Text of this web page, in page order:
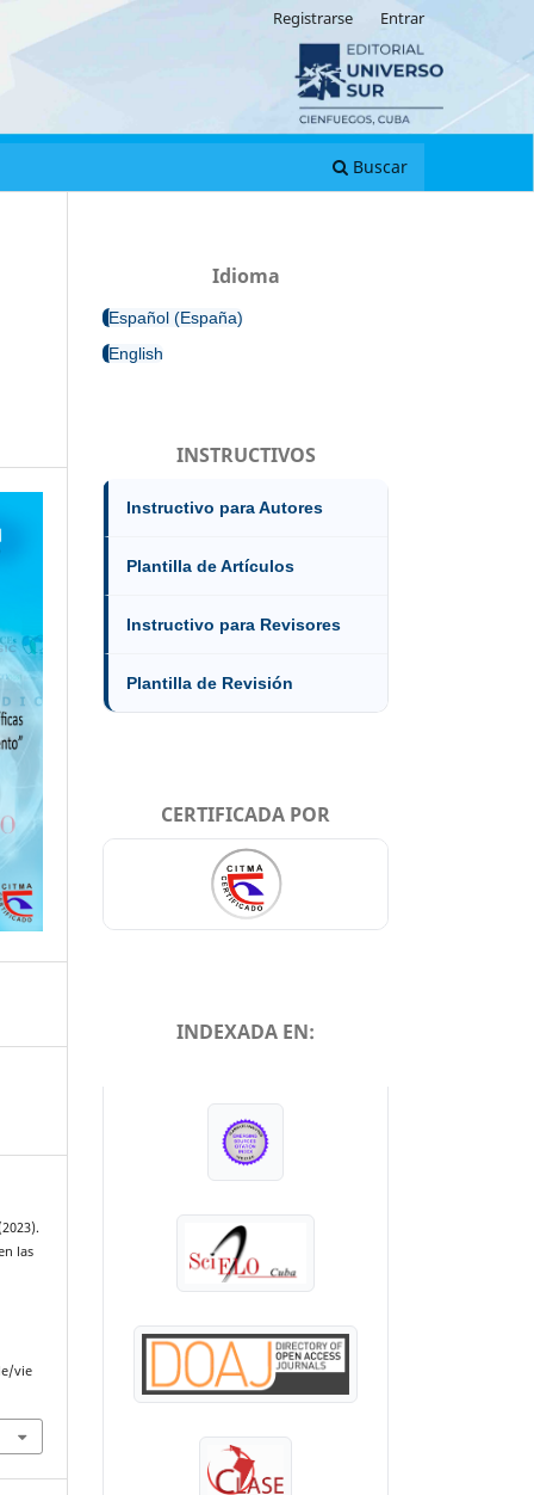
Buscar
Registrarse Entrar
las
vie
Idioma
Español (España)
English
INSTRUCTIVOS
Instructivo para Autores
Plantilla de Artículos
Instructivo para Revisores
Plantilla de Revisión
CERTIFICADA POR
INDEXADA EN: